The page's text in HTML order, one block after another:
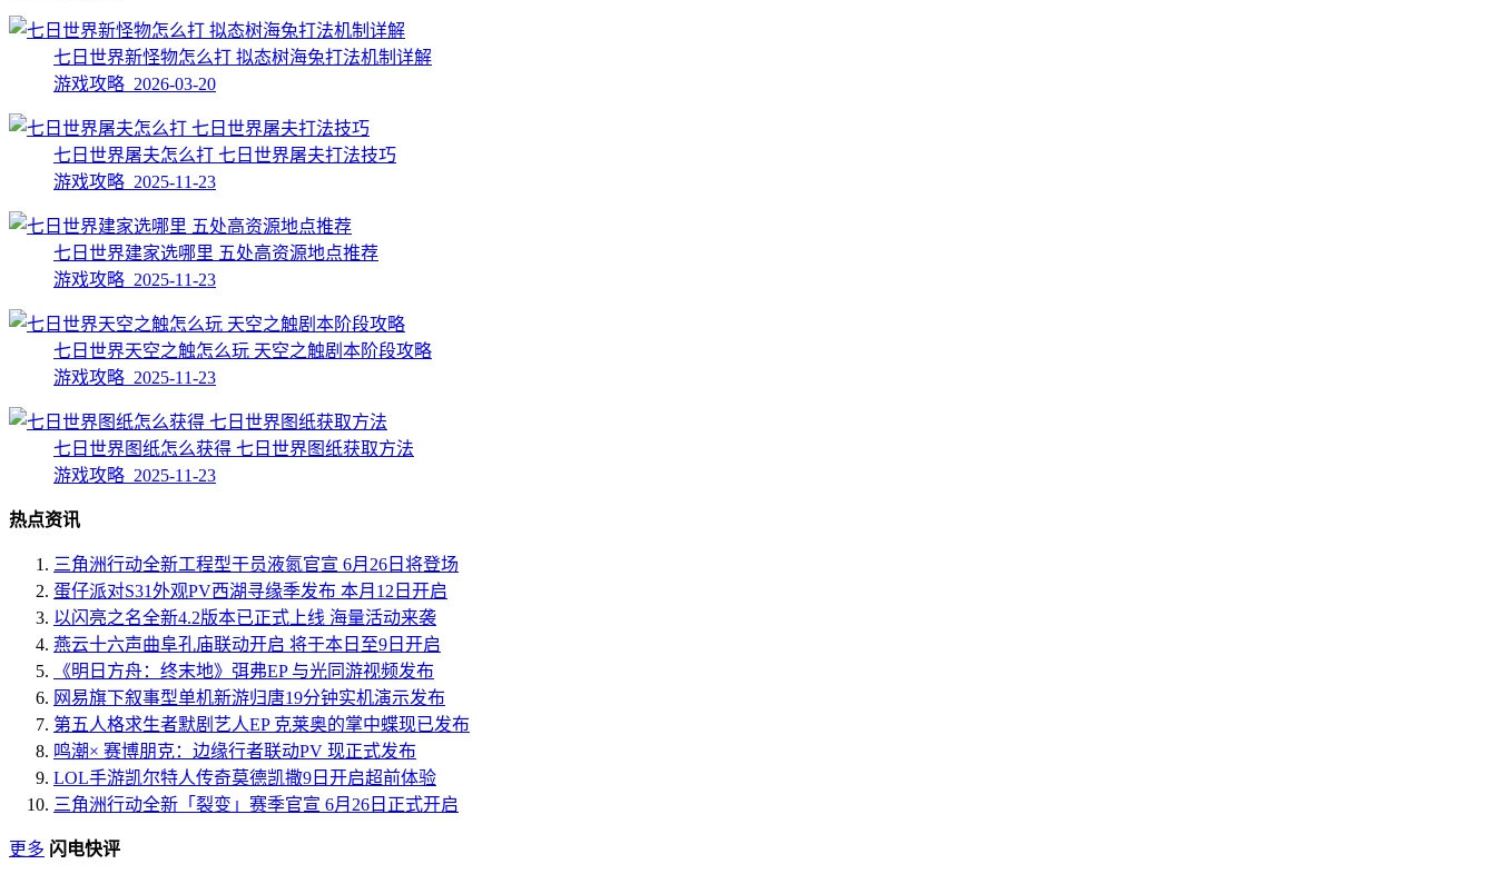
七日世界新怪物怎么打 拟态树海兔打法机制详解
游戏攻略 2026-03-20
七日世界屠夫怎么打 七日世界屠夫打法技巧
游戏攻略 2025-11-23
七日世界建家选哪里 五处高资源地点推荐
游戏攻略 2025-11-23
七日世界天空之触怎么玩 天空之触剧本阶段攻略
游戏攻略 2025-11-23
七日世界图纸怎么获得 七日世界图纸获取方法
游戏攻略 2025-11-23
热点资讯
三角洲行动全新工程型干员液氮官宣 6月26日将登场
蛋仔派对S31外观PV西湖寻缘季发布 本月12日开启
以闪亮之名全新4.2版本已正式上线 海量活动来袭
燕云十六声曲阜孔庙联动开启 将于本日至9日开启
《明日方舟：终末地》弭弗EP 与光同游视频发布
网易旗下叙事型单机新游归唐19分钟实机演示发布
第五人格求生者默剧艺人EP 克莱奥的掌中蝶现已发布
鸣潮× 赛博朋克：边缘行者联动PV 现正式发布
LOL手游凯尔特人传奇莫德凯撒9日开启超前体验
三角洲行动全新「裂变」赛季官宣 6月26日正式开启
更多 闪电快评